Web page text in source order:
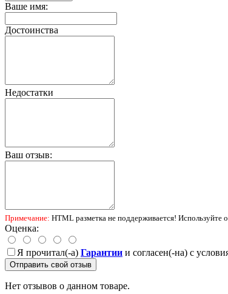
Ваше имя:
Достоинства
Недостатки
Ваш отзыв:
Примечание: HTML разметка не поддерживается! Используйте
Оценка:
Я прочитал(-а) Гарантии и согласен(-на) с
Отправить свой отзыв
Нет отзывов о данном товаре.